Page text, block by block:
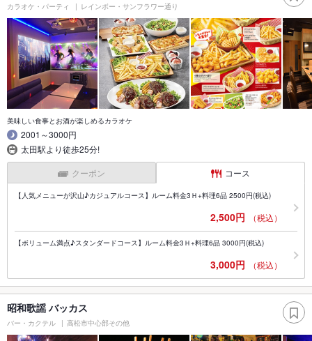
カラオケ・パーティ レインボー・サンフラワー通り
美味しい食事とお酒が楽しめるカラオケ
2001～3000円
太田駅より徒歩25分!
クーポン コース
【人気メニューが沢山♪カジュアルコース】ルーム料金3Ｈ+料理6品 2500円(税込)
2,500円 （税込）
【ボリューム満点♪スタンダードコース】ルーム料金3Ｈ+料理6品 3000円(税込)
3,000円 （税込）
昭和歌謡 バッカス
バー・カクテル 高松市中心部その他